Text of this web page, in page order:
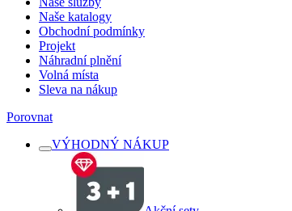
Naše katalogy
Obchodní podmínky
Projekt
Náhradní plnění
Volná místa
Sleva na nákup
Porovnat
VÝHODNÝ NÁKUP